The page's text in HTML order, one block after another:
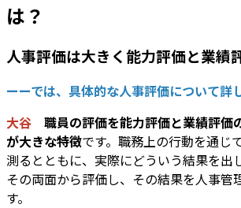
は？
人事評価は大きく能力評価と業績
ーーでは、具体的な人事評価について詳
大谷
職員の評価を能力評価と業績評価
が大きな特徴です。職務上の行動を通じ
測るとともに、実際にどういう結果を出
その両面から評価し、その結果を人事管
す。